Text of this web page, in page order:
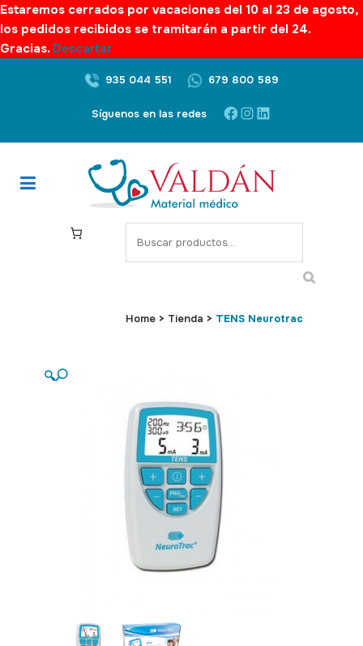
Estaremos cerrados por vacaciones del 10 al 23 de agosto,
los pedidos recibidos se tramitarán a partir del 24.
Gracias. Descartar
935 044 551 679 800 589
Síguenos en las redes Facebook
Instagram
LinkedIn
S
e
Home > Tienda > TENS Neurotrac
🔍